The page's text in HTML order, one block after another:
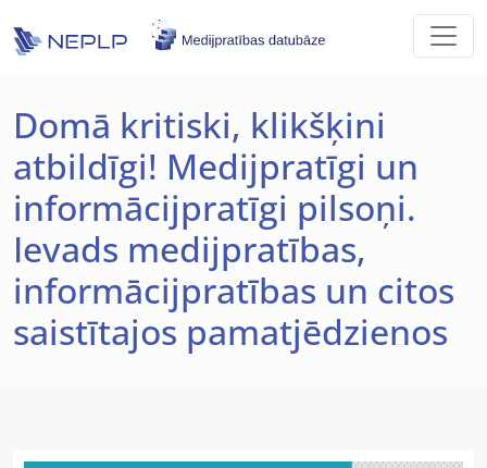
Domā kritiski, klikšķini
atbildīgi! Medijpratīgi un
informācijpratīgi pilsoņi.
Ievads medijpratības,
informācijpratības un citos
saistītajos pamatjēdzienos